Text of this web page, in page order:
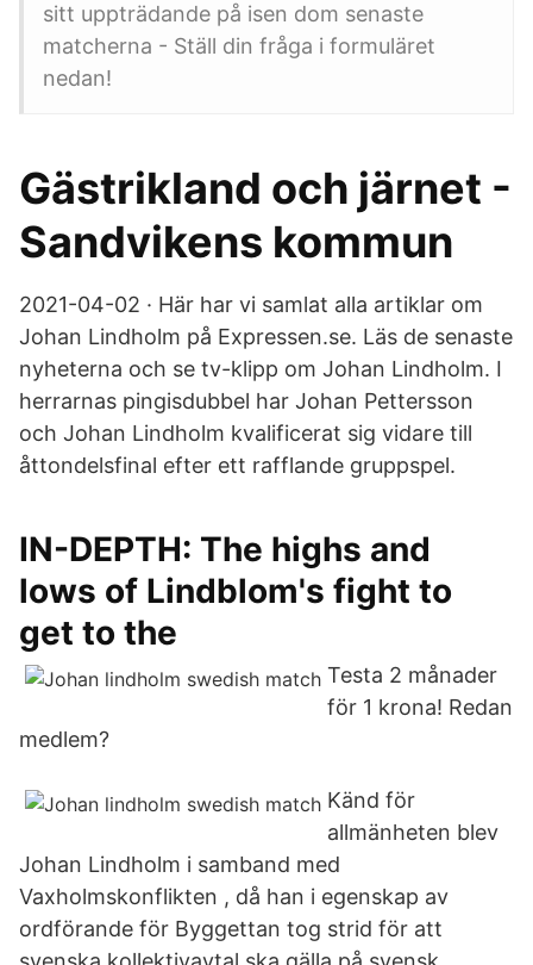
sitt uppträdande på isen dom senaste
matcherna - Ställ din fråga i formuläret
nedan!
Gästrikland och järnet -
Sandvikens kommun
2021-04-02 · Här har vi samlat alla artiklar om
Johan Lindholm på Expressen.se. Läs de senaste
nyheterna och se tv-klipp om Johan Lindholm. I
herrarnas pingisdubbel har Johan Pettersson
och Johan Lindholm kvalificerat sig vidare till
åttondelsfinal efter ett rafflande gruppspel.
IN-DEPTH: The highs and
lows of Lindblom's fight to
get to the
Testa 2 månader
för 1 krona! Redan
medlem?
Känd för
allmänheten blev
Johan Lindholm i samband med
Vaxholmskonflikten , då han i egenskap av
ordförande för Byggettan tog strid för att